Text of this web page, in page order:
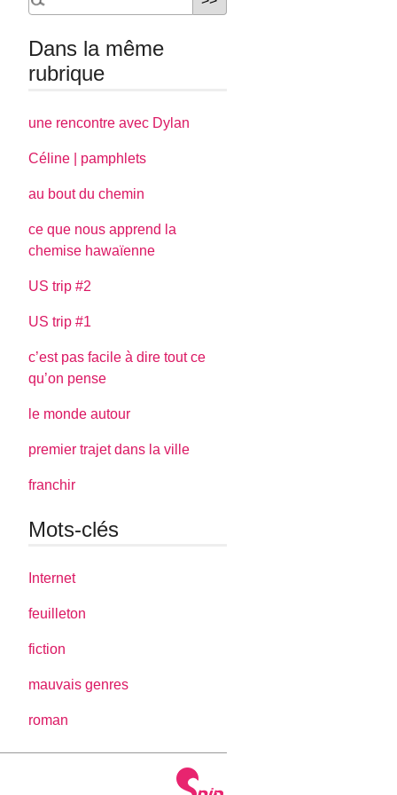
Dans la même
rubrique
une rencontre avec Dylan
Céline | pamphlets
au bout du chemin
ce que nous apprend la
chemise hawaïenne
US trip #2
US trip #1
c’est pas facile à dire tout ce
qu’on pense
le monde autour
premier trajet dans la ville
franchir
Mots-clés
Internet
feuilleton
fiction
mauvais genres
roman